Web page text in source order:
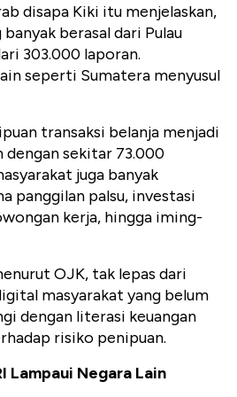
disapa Kiki itu menjelaskan,
berasal dari Pulau
303.000 laporan.
seperti Sumatera menyusul
transaksi belanja menjadi
dengan sekitar 73.000
juga banyak
panggilan palsu, investasi
kerja, hingga iming-
OJK, tak lepas dari
masyarakat yang belum
dengan literasi keuangan
risiko penipuan.
Lampaui Negara Lain